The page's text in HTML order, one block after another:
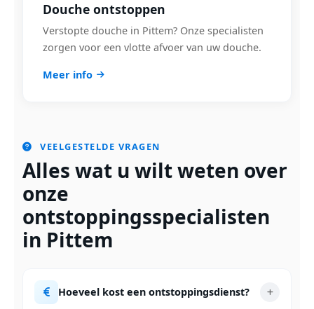
Douche ontstoppen
Verstopte douche in Pittem? Onze specialisten
zorgen voor een vlotte afvoer van uw douche.
Meer info
VEELGESTELDE VRAGEN
Alles wat u wilt weten over
onze
ontstoppingsspecialisten
in Pittem
Hoeveel kost een ontstoppingsdienst?